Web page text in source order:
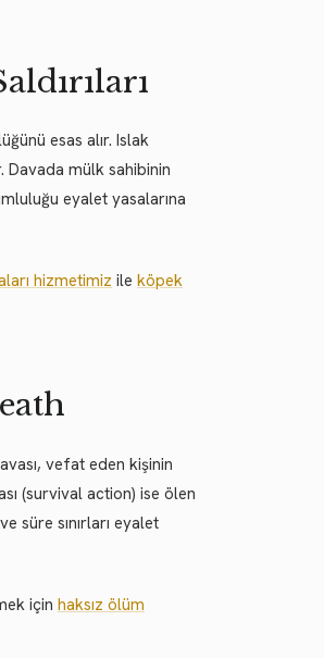
esas alır. Islak
Davada mülk sahibinin
eyalet yasalarına
hizmetimiz ile köpek
vefat eden kişinin
(survival action) ise ölen
süre sınırları eyalet
için haksız ölüm